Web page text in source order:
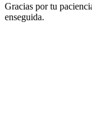
Gracias por tu
enseguida.